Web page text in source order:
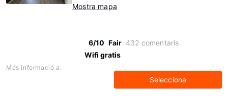
Mostra mapa
6/10 Fair 432 comentaris
Wifi gratis
Més informació a:
Selecciona